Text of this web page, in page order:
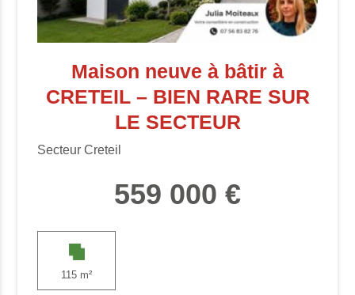
Maison neuve à bâtir à
CRETEIL – BIEN RARE SUR
LE SECTEUR
Secteur Creteil
559 000 €
115 m²